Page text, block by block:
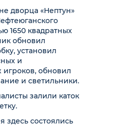
дворца «Нептун»
1650 квадратных
обновил
установил
и
обновил
и светильники.
залили каток
здесь состоялись